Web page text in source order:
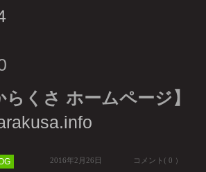
らくさ ホームページ】
2016年2月26日 コメント( 0 ）